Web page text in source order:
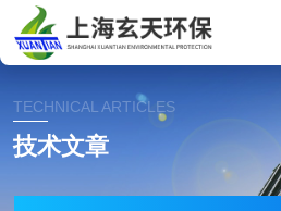
TECHNICAL ARTICLES
技术文章